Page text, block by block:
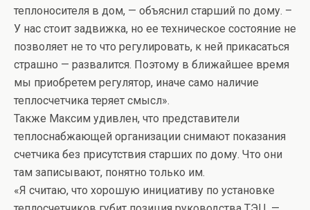
теплоносителя в дом, — объяснил старший по дому. –
У нас стоит задвижка, но ее техническое состояние не
позволяет не то что регулировать, к ней прикасаться
страшно — развалится. Поэтому в ближайшее время
мы приобретем регулятор, иначе само наличие
теплосчетчика теряет смысл».
Также Максим удивлен, что представители
теплоснабжающей организации снимают показания
счетчика без присутствия старших по дому. Что они
там записывают, понятно только им.
«Я считаю, что хорошую инициативу по установке